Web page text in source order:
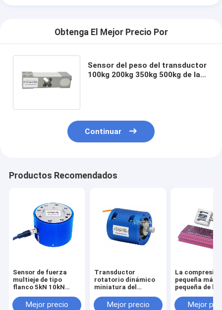
Obtenga El Mejor Precio Por
Sensor del peso del transductor
100kg 200kg 350kg 500kg de la
Continuar
Productos Recomendados
Sensor de fuerza
multieje de tipo
flanco 5kN 10kN
100kN Célula de
Mejor precio
Transductor
rotatorio dinámico
miniatura del
del sensor 1NM 2NM
Mejor precio
La
pequeña más
pequeña de la
la fuerza del
Mejor